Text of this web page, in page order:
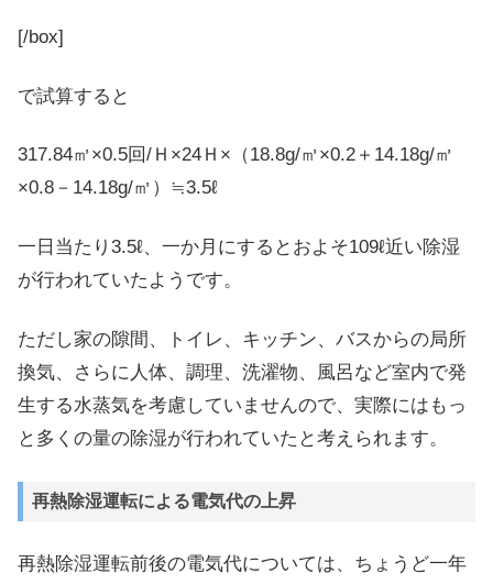
[/box]
で試算すると
317.84㎥×0.5回/Ｈ×24Ｈ×（18.8g/㎥×0.2＋14.18g/㎥
×0.8－14.18g/㎥）≒3.5ℓ
一日当たり3.5ℓ、一か月にするとおよそ109ℓ近い除湿
が行われていたようです。
ただし家の隙間、トイレ、キッチン、バスからの局所
換気、さらに人体、調理、洗濯物、風呂など室内で発
生する水蒸気を考慮していませんので、実際にはもっ
と多くの量の除湿が行われていたと考えられます。
再熱除湿運転による電気代の上昇
再熱除湿運転前後の電気代については、ちょうど一年